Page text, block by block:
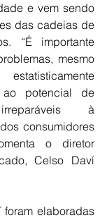
e vem sendo
das cadeias de
“É importante
mesmo
ao potencial de
à
consumidores
o diretor
Celso Daví
foram elaboradas